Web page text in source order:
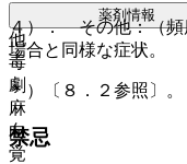
４）． その他：（頻
場合と同様な症状。
＊）〔８．２参照〕。
禁忌
薬剤情報
他
毒
劇
麻
向
覚